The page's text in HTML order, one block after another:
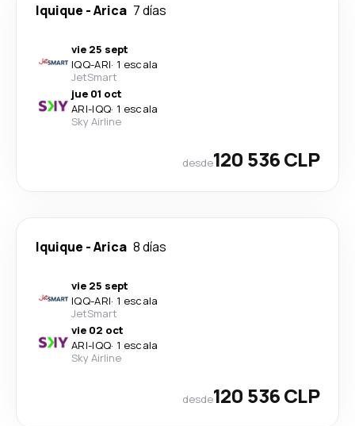
Iquique -Arica 7 días
vie 25 sept
IQQ-ARI· 1 escala
JetSmart
jue 01 oct
ARI-IQQ· 1 escala
Sky Airline
desde120 536 CLP
Iquique -Arica 8 días
vie 25 sept
IQQ-ARI· 1 escala
JetSmart
vie 02 oct
ARI-IQQ· 1 escala
Sky Airline
desde120 536 CLP